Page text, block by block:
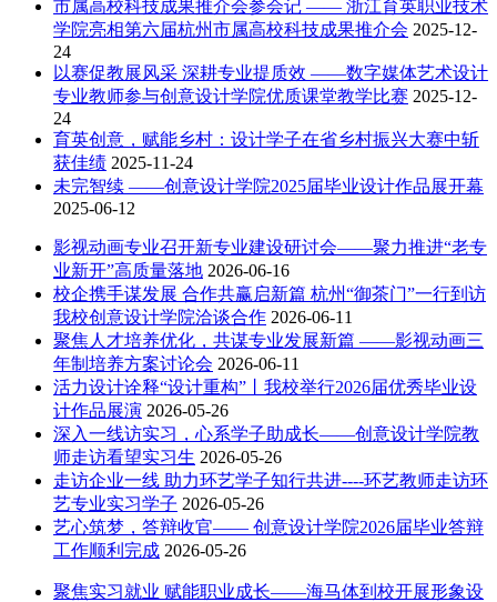
市属高校科技成果推介会参会记 —— 浙江育英职业技术
学院亮相第六届杭州市属高校科技成果推介会 2025-12-
24
以赛促教展风采 深耕专业提质效 ——数字媒体艺术设计
专业教师参与创意设计学院优质课堂教学比赛 2025-12-
24
育英创意，赋能乡村：设计学子在省乡村振兴大赛中斩
获佳绩 2025-11-24
未完智续 ——创意设计学院2025届毕业设计作品展开幕
2025-06-12
影视动画专业召开新专业建设研讨会——聚力推进“老专
业新开”高质量落地 2026-06-16
校企携手谋发展 合作共赢启新篇 杭州“御茶门”一行到访
我校创意设计学院洽谈合作 2026-06-11
聚焦人才培养优化，共谋专业发展新篇 ——影视动画三
年制培养方案讨论会 2026-06-11
活力设计诠释“设计重构”丨我校举行2026届优秀毕业设
计作品展演 2026-05-26
深入一线访实习，心系学子助成长——创意设计学院教
师走访看望实习生 2026-05-26
走访企业一线 助力环艺学子知行共进----环艺教师走访环
艺专业实习学子 2026-05-26
艺心筑梦，答辩收官—— 创意设计学院2026届毕业答辩
工作顺利完成 2026-05-26
聚焦实习就业 赋能职业成长——海马体到校开展形象设